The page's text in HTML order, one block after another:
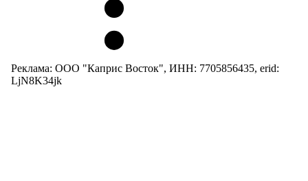
Реклама: ООО "Каприс Восток", ИНН: 7705856435, erid:
LjN8K34jk